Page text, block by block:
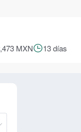
MXN 13 días